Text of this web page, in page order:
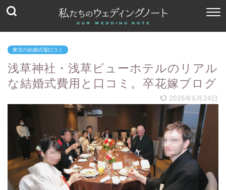
東京の結婚式場口コミ
浅草神社・浅草ビューホテルのリアル
な結婚式費用と口コミ。卒花嫁ブログ
2026年6月24日